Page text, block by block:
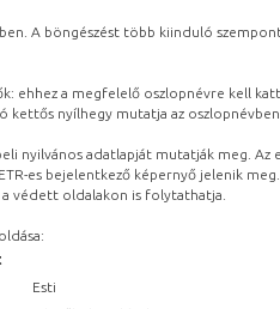
A böngészést több kiinduló
ehhez a megfelelő oszlopnévre kell
kettős nyílhegy mutatja az oszlopnévben.
nyilvános adatlapját mutatják meg. Az
es bejelentkező képernyő jelenik
a védett oldalakon is folytathatja.
Esti